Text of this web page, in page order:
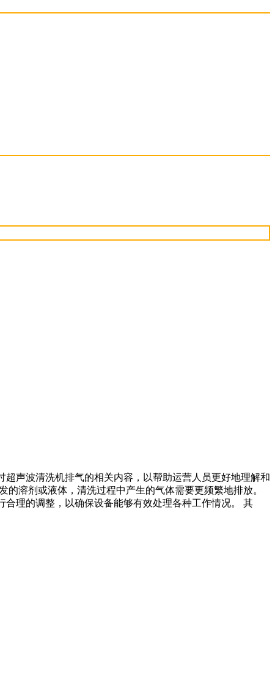
声波清洗机排气的相关内容，以帮助运营人员更好地理解和
溶剂或液体，清洗过程中产生的气体需要更频繁地排放。
理的调整，以确保设备能够有效处理各种工作情况。 其